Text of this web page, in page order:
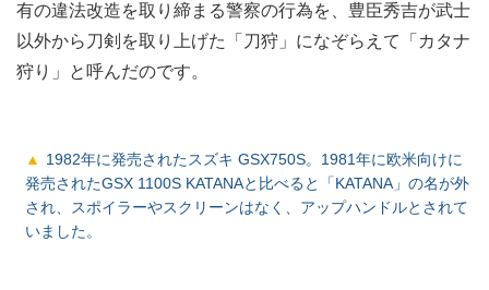
有の違法改造を取り締まる警察の行為を、豊臣秀吉が武士
以外から刀剣を取り上げた「刀狩」になぞらえて「カタナ
狩り」と呼んだのです。
1982年に発売されたスズキ GSX750S。1981年に欧米向けに
発売されたGSX 1100S KATANAと比べると「KATANA」の名が外
され、スポイラーやスクリーンはなく、アップハンドルとされて
いました。